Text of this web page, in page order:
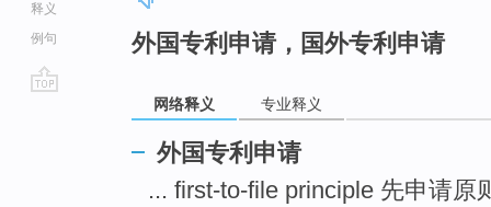
释义
例句
外国专利申请，国外专利申请
网络释义 专业释义
外国专利申请
... first-to-file principle 先申请原